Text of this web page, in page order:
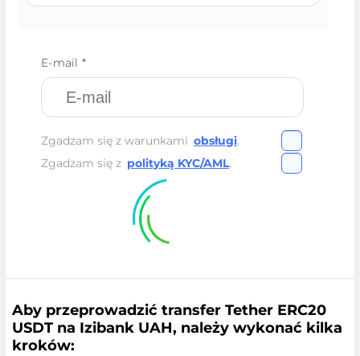
E-mail *
Zgadzam się z warunkami obsługi.
Zgadzam się z polityką KYC/AML.
Aby przeprowadzić transfer Tether ERC20
USDT na Izibank UAH, należy wykonać kilka
kroków: